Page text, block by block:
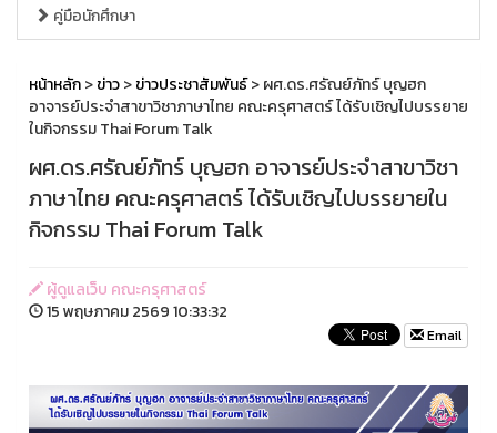
คู่มือนักศึกษา
หน้าหลัก>ข่าว>ข่าวประชาสัมพันธ์> ผศ.ดร.ศรัณย์ภัทร์ บุญฮก
อาจารย์ประจำสาขาวิชาภาษาไทย คณะครุศาสตร์ ได้รับเชิญไปบรรยาย
ในกิจกรรม Thai Forum Talk
ผศ.ดร.ศรัณย์ภัทร์ บุญฮก อาจารย์ประจำสาขาวิชา
ภาษาไทย คณะครุศาสตร์ ได้รับเชิญไปบรรยายใน
กิจกรรม Thai Forum Talk
ผู้ดูแลเว็บ คณะครุศาสตร์
15 พฤษภาคม 2569 10:33:32
Email